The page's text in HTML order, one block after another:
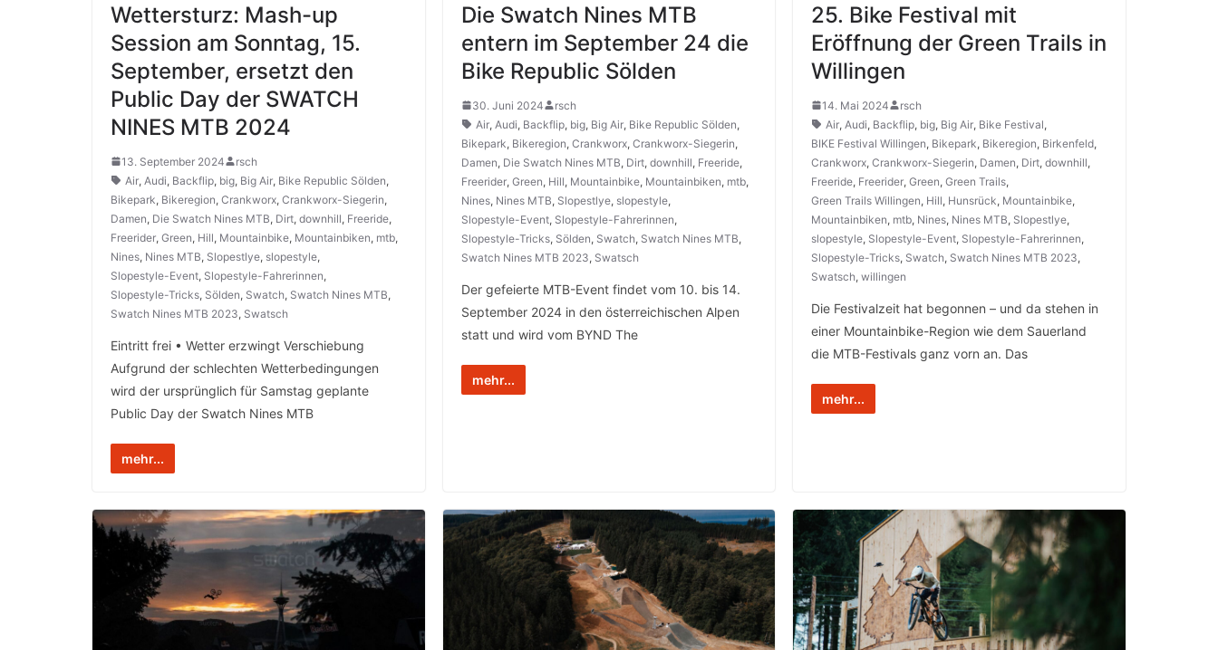
Wettersturz: Mash-up
Session am Sonntag, 15.
September, ersetzt den
Public Day der SWATCH
NINES MTB 2024
13. September 2024
rsch
Air, Audi, Backflip, big, Big Air, Bike Republic Sölden,
Bikepark, Bikeregion, Crankworx, Crankworx-Siegerin,
Damen, Die Swatch Nines MTB, Dirt, downhill, Freeride,
Freerider, Green, Hill, Mountainbike, Mountainbiken, mtb,
Nines, Nines MTB, Slopestlye, slopestyle,
Slopestyle-Event, Slopestyle-Fahrerinnen,
Slopestyle-Tricks, Sölden, Swatch, Swatch Nines MTB,
Swatch Nines MTB 2023, Swatsch
Eintritt frei • Wetter erzwingt Verschiebung
Aufgrund der schlechten Wetterbedingungen
wird der ursprünglich für Samstag geplante
Public Day der Swatch Nines MTB
mehr...
Die Swatch Nines MTB
entern im September 24 die
Bike Republic Sölden
30. Juni 2024
rsch
Air, Audi, Backflip, big, Big Air, Bike Republic Sölden,
Bikepark, Bikeregion, Crankworx, Crankworx-Siegerin,
Damen, Die Swatch Nines MTB, Dirt, downhill, Freeride,
Freerider, Green, Hill, Mountainbike, Mountainbiken, mtb,
Nines, Nines MTB, Slopestlye, slopestyle,
Slopestyle-Event, Slopestyle-Fahrerinnen,
Slopestyle-Tricks, Sölden, Swatch, Swatch Nines MTB,
Swatch Nines MTB 2023, Swatsch
Der gefeierte MTB-Event findet vom 10. bis 14.
September 2024 in den österreichischen Alpen
statt und wird vom BYND The
mehr...
25. Bike Festival mit
Eröffnung der Green Trails in
Willingen
14. Mai 2024
rsch
Air, Audi, Backflip, big, Big Air, Bike Festival,
BIKE Festival Willingen, Bikepark, Bikeregion, Birkenfeld,
Crankworx,Crankworx-Siegerin, Damen, Dirt,downhill,
Freeride, Freerider,Green,Green Trails,
Green Trails Willingen, Hill, Hunsrück, Mountainbike,
Mountainbiken, mtb, Nines, Nines MTB, Slopestlye,
slopestyle, Slopestyle-Event, Slopestyle-Fahrerinnen,
Slopestyle-Tricks, Swatch, Swatch Nines MTB 2023,
Swatsch,willingen
Die Festivalzeit hat begonnen – und da stehen in
einer Mountainbike-Region wie dem Sauerland
die MTB-Festivals ganz vorn an. Das
mehr...